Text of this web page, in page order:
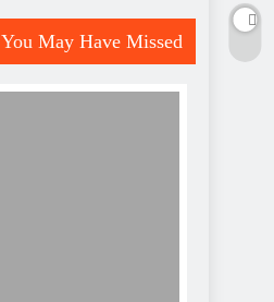
You May Have Missed